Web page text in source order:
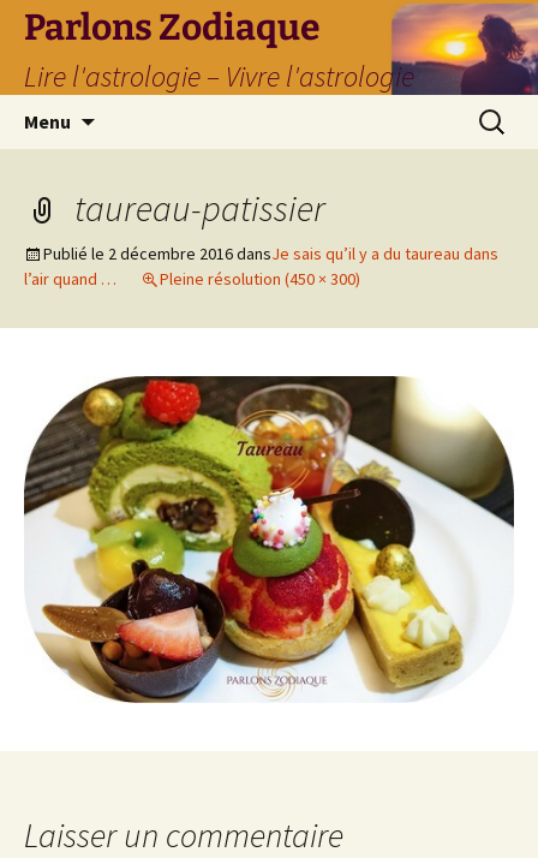
Parlons Zodiaque
Lire l'astrologie – Vivre l'astrologie
Menu
taureau-patissier
Publié le 2 décembre 2016dansJe sais qu’il y a du taureau dans
l’air quand …
Pleine résolution (450 × 300)
Laisser un commentaire